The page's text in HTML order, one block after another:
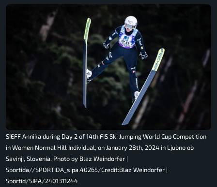
SIEFF Annika during Day 2 of 14th FIS Ski Jumping World Cup Competition
in Women Normal Hill Individual, on January 28th, 2024 in Ljubno ob
Savinji, Slovenia. Photo by Blaz Weindorfer |
Sportida//SPORTIDA_sipa.40265/Credit:Blaz Weindorfer |
Sportid/SIPA/2401311244